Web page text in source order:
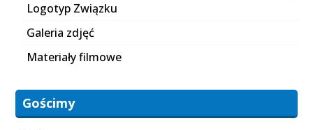
Logotyp Związku
Galeria zdjęć
Materiały filmowe
Gościmy